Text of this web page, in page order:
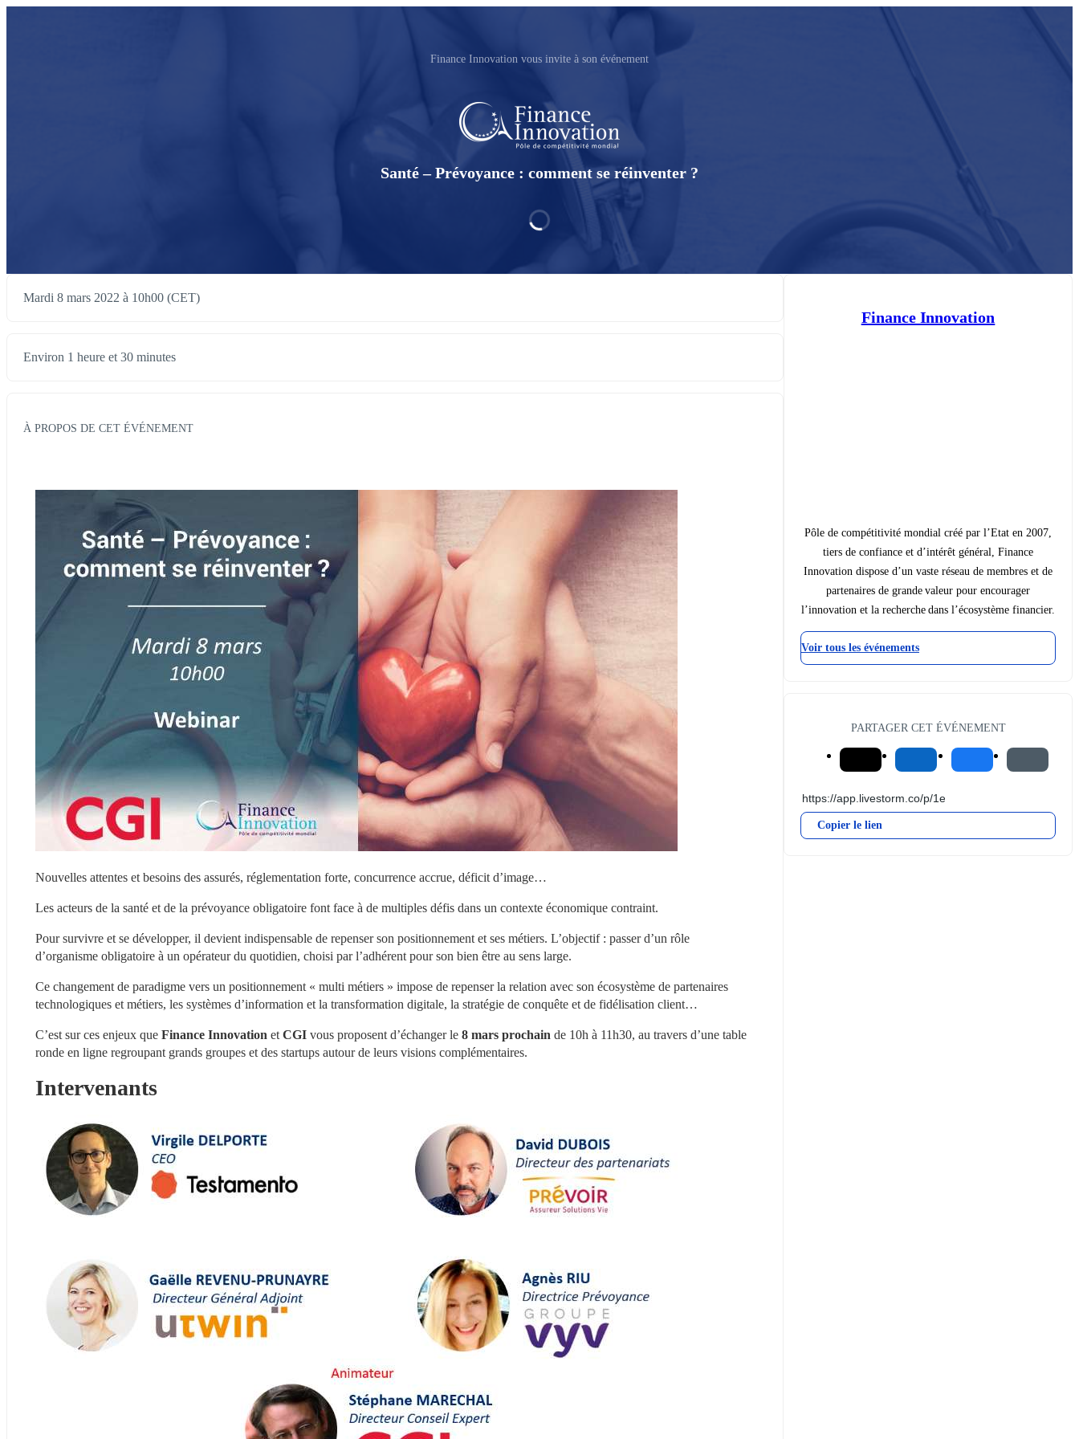
Finance Innovation vous invite à son événement
Santé – Prévoyance : comment se réinventer ?
Mardi 8 mars 2022 à 10h00 (CET)
Environ 1 heure et 30 minutes
À PROPOS DE CET ÉVÉNEMENT
Nouvelles attentes et besoins des assurés, réglementation forte, concurrence accrue, déficit d’image…
Les acteurs de la santé et de la prévoyance obligatoire font face à de multiples défis dans un contexte économique contraint.
Pour survivre et se développer, il devient indispensable de repenser son positionnement et ses métiers. L’objectif : passer d’un rôle
d’organisme obligatoire à un opérateur du quotidien, choisi par l’adhérent pour son bien être au sens large.
Ce changement de paradigme vers un positionnement « multi métiers » impose de repenser la relation avec son écosystème de partenaires
technologiques et métiers, les systèmes d’information et la transformation digitale, la stratégie de conquête et de fidélisation client…
C’est sur ces enjeux que Finance Innovation et CGI vous proposent d’échanger le 8 mars prochain de 10h à 11h30, au travers d’une table
ronde en ligne regroupant grands groupes et des startups autour de leurs visions complémentaires.
Intervenants
Finance Innovation
Pôle de compétitivité mondial créé par l’Etat en 2007,
tiers de confiance et d’intérêt général, Finance
Innovation dispose d’un vaste réseau de membres et de
partenaires de grande valeur pour encourager
l’innovation et la recherche dans l’écosystème financier.
Voir tous les événements
PARTAGER CET ÉVÉNEMENT
Copier le lien